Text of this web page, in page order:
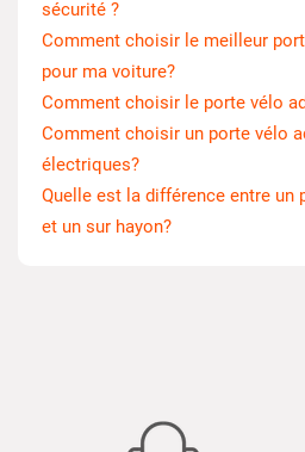
sécurité ?
Comment choisir le meilleur
pour ma voiture?
Comment choisir le porte vélo
Comment choisir un porte vélo
électriques?
Quelle est la différence entre un
et un sur hayon?